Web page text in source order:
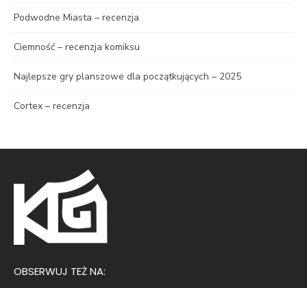
Podwodne Miasta – recenzja
Ciemność – recenzja komiksu
Najlepsze gry planszowe dla początkujących – 2025
Cortex – recenzja
OBSERWUJ TEŻ NA: